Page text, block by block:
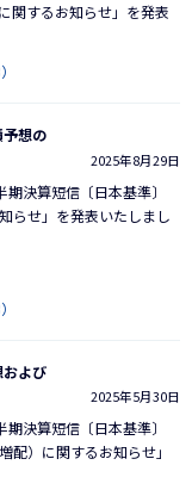
関するお知らせ」を発表
想の
2025年8月29日
決算短信〔日本基準〕
らせ」を発表いたしまし
よび
2025年5月30日
決算短信〔日本基準〕
配）に関するお知らせ」